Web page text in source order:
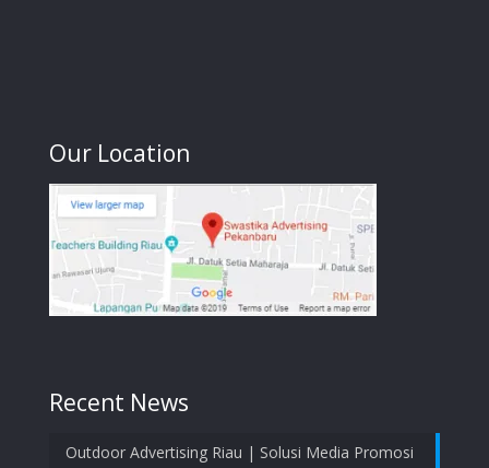
Our Location
Recent News
Outdoor Advertising Riau | Solusi Media Promosi